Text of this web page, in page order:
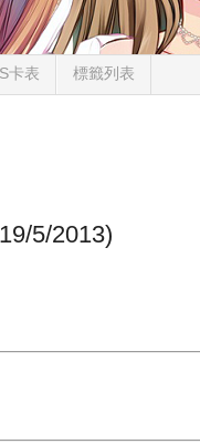
卡表 標籤列表
5/2013)